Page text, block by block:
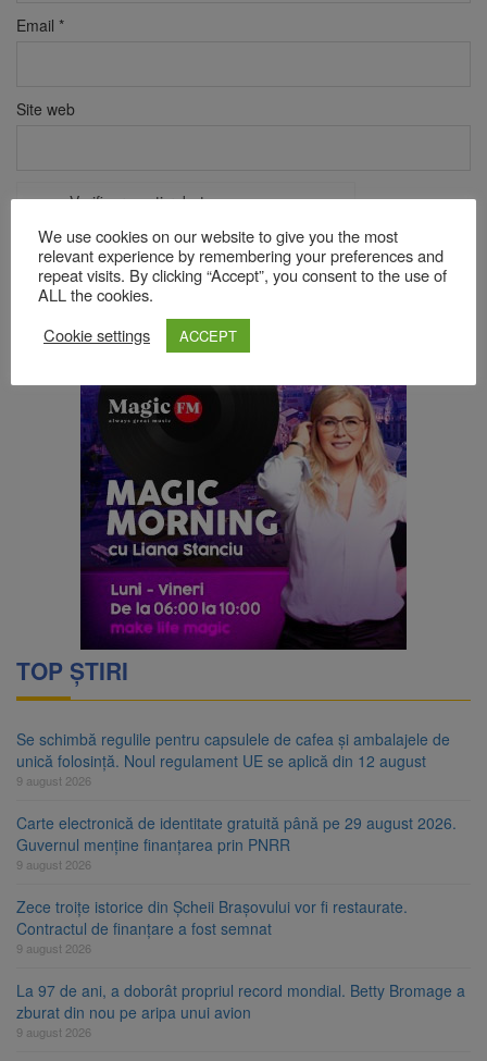
Email *
Site web
Verificare anti-robot
FriendlyCaptcha ⇗
Acest site folosește Akismet pentru a reduce spamul.
sunt procesate datele comentariilor tale
TOP ȘTIRI
Se schimbă regulile pentru capsulele de cafea și ambalajele de
unică folosință. Noul regulament UE se aplică din 12 august
9 august 2026
Carte electronică de identitate gratuită până pe 29 august 2026.
Guvernul menține finanțarea prin PNRR
9 august 2026
Zece troițe istorice din Șcheii Brașovului vor fi restaurate.
Contractul de finanțare a fost semnat
9 august 2026
La 97 de ani, a doborât propriul record mondial. Betty Bromage a
zburat din nou pe aripa unui avion
9 august 2026
We use cookies on our website to give you the most
relevant experience by remembering your preferences and
repeat visits. By clicking “Accept”, you consent to the use of
ALL the cookies.
Cookie settings
ACCEPT